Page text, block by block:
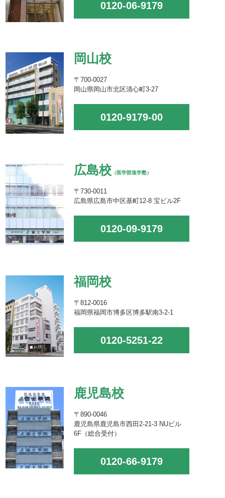
0120-06-9179
岡山校
〒700-0027
岡山県岡山市北区清心町3-27
0120-9179-00
広島校 （医学部進学塾）
〒730-0011
広島県広島市中区基町12-8 宝ビル2F
0120-09-9179
福岡校
〒812-0016
福岡県福岡市博多区博多駅南3-2-1
0120-5251-22
鹿児島校
〒890-0046
鹿児島県鹿児島市西田2-21-3 NUビル
6F（総合受付）
0120-66-9179